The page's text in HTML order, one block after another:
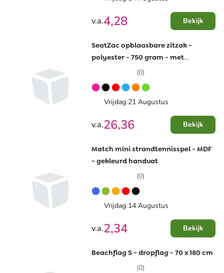
v.a.4,28 Bekijk
SeatZac opblaasbare zitzak -
polyester - 750 gram - met
(0)
Vrijdag 21 Augustus
v.a.26,36 Bekijk
Match mini strandtennisspel - MDF
- gekleurd handvat
(0)
Vrijdag 14 Augustus
v.a.2,34 Bekijk
Beachflag S - dropflag - 70 x 180 cm
(0)